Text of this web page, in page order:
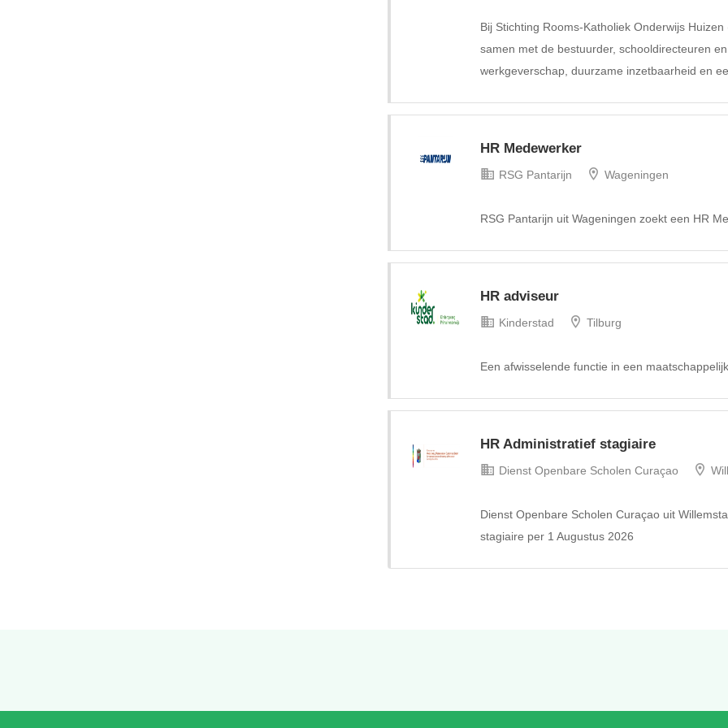
Bij Stichting Rooms-Katholiek Onderwijs
samen met de bestuurder, schooldirecteuren
werkgeverschap, duurzame inzetbaarheid en
HR Medewerker
RSG Pantarijn Wageningen
RSG Pantarijn uit Wageningen zoekt een HR
HR adviseur
Kinderstad Tilburg
Een afwisselende functie in een
HR Administratief stagiaire
Dienst Openbare Scholen Curaçao
Dienst Openbare Scholen Curaçao uit
stagiaire per 1 Augustus 2026